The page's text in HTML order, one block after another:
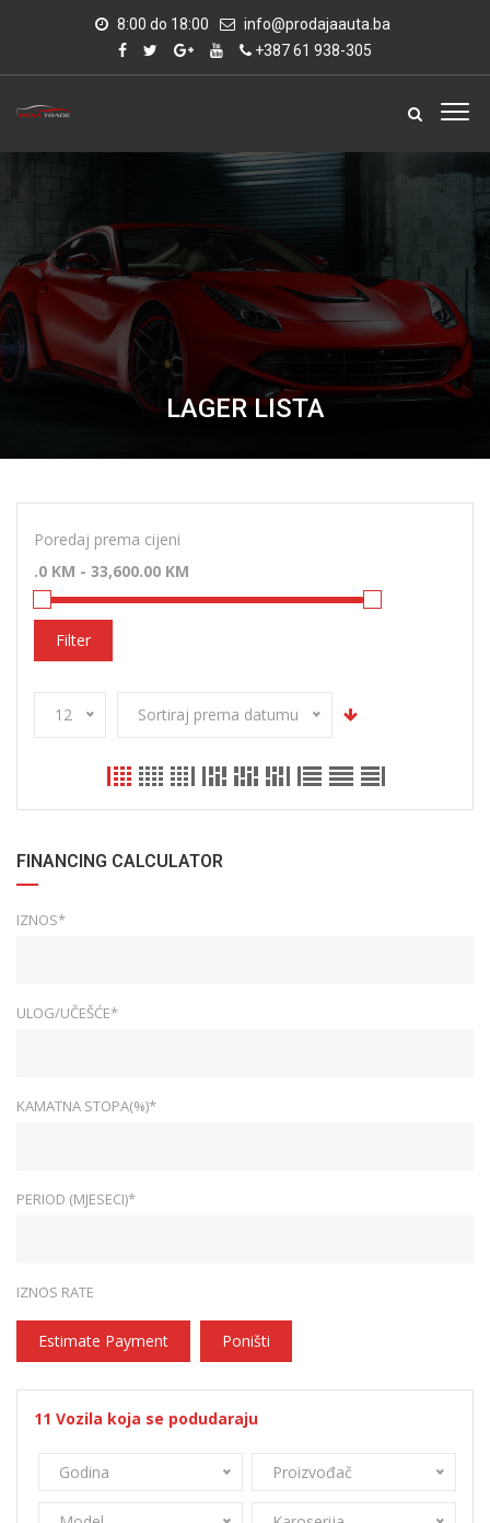
8:00 do 18:00
info@prodajaauta.ba
+387 61 938-305
LAGER LISTA
Poredaj prema cijeni
Filter
12 Sortiraj prema datumu
FINANCING CALCULATOR
IZNOS*
ULOG/UČEŠĆE*
KAMATNA STOPA(%)*
PERIOD (MJESECI)*
IZNOS RATE
Estimate Payment Poništi
11 Vozila koja se podudaraju
Godina Proizvođač